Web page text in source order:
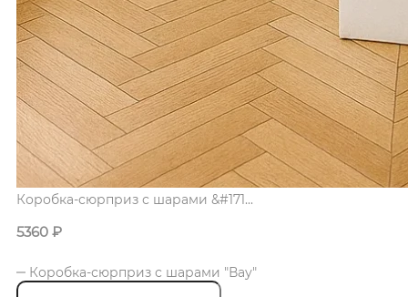
Коробка-сюрприз с шарами &#171...
5360 ₽
Коробка-сюрприз с шарами "Вау"